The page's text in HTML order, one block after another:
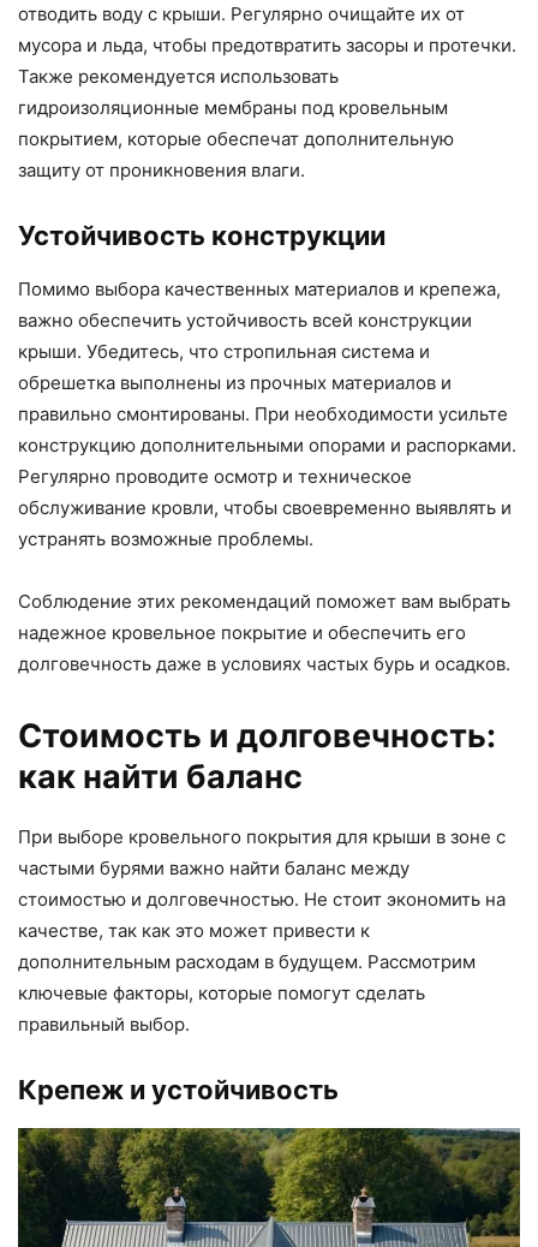
отводить воду с крыши. Регулярно очищайте их от
мусора и льда, чтобы предотвратить засоры и протечки.
Также рекомендуется использовать
гидроизоляционные мембраны под кровельным
покрытием, которые обеспечат дополнительную
защиту от проникновения влаги.
Устойчивость конструкции
Помимо выбора качественных материалов и крепежа,
важно обеспечить устойчивость всей конструкции
крыши. Убедитесь, что стропильная система и
обрешетка выполнены из прочных материалов и
правильно смонтированы. При необходимости усильте
конструкцию дополнительными опорами и распорками.
Регулярно проводите осмотр и техническое
обслуживание кровли, чтобы своевременно выявлять и
устранять возможные проблемы.
Соблюдение этих рекомендаций поможет вам выбрать
надежное кровельное покрытие и обеспечить его
долговечность даже в условиях частых бурь и осадков.
Стоимость и долговечность:
как найти баланс
При выборе кровельного покрытия для крыши в зоне с
частыми бурями важно найти баланс между
стоимостью и долговечностью. Не стоит экономить на
качестве, так как это может привести к
дополнительным расходам в будущем. Рассмотрим
ключевые факторы, которые помогут сделать
правильный выбор.
Крепеж и устойчивость